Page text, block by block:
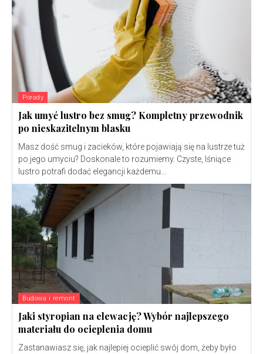
Porady
Jak umyć lustro bez smug? Kompletny przewodnik
po nieskazitelnym blasku
Masz dość smug i zacieków, które pojawiają się na lustrze tuż
po jego umyciu? Doskonale to rozumiemy. Czyste, lśniące
lustro potrafi dodać elegancji każdemu...
Budowa i remont
Jaki styropian na elewację? Wybór najlepszego
materiału do ocieplenia domu
Zastanawiasz się, jak najlepiej ocieplić swój dom, żeby było